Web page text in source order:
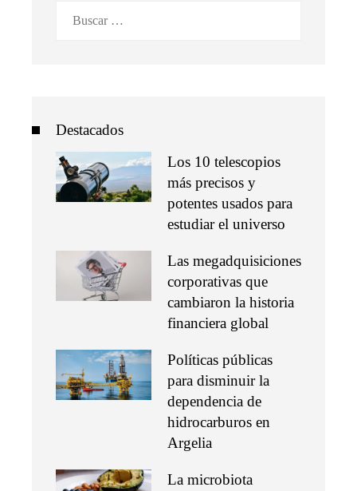
Destacados
Los 10 telescopios
más precisos y
potentes usados para
estudiar el universo
Las megadquisiciones
corporativas que
cambiaron la historia
financiera global
Políticas públicas
para disminuir la
dependencia de
hidrocarburos en
Argelia
La microbiota